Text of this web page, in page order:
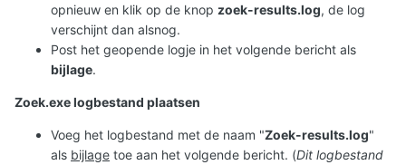
opnieuw en klik op de knop zoek-results.log, de log
verschijnt dan alsnog.
Post het geopende logje in het volgende bericht als
bijlage.
Zoek.exe logbestand plaatsen
Voeg het logbestand met de naam "Zoek-results.log"
als bijlage toe aan het volgende bericht. (Dit logbestand